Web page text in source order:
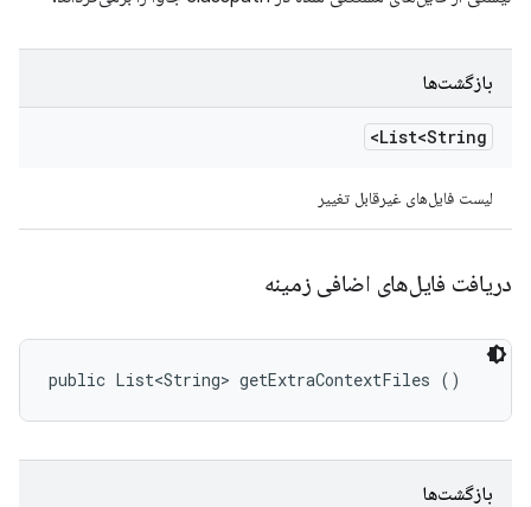
بازگشت‌ها
List<String>
لیست فایل‌های غیرقابل تغییر
دریافت فایل‌های اضافی زمینه
public List<String> getExtraContextFiles ()
بازگشت‌ها